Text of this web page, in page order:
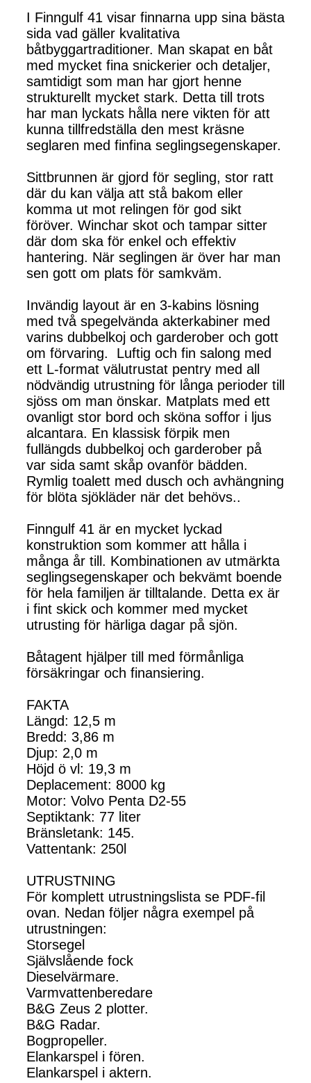
I Finngulf 41 visar finnarna upp sina bästa
sida vad gäller kvalitativa
båtbyggartraditioner. Man skapat en båt
med mycket fina snickerier och detaljer,
samtidigt som man har gjort henne
strukturellt mycket stark. Detta till trots
har man lyckats hålla nere vikten för att
kunna tillfredställa den mest kräsne
seglaren med finfina seglingsegenskaper.
Sittbrunnen är gjord för segling, stor ratt
där du kan välja att stå bakom eller
komma ut mot relingen för god sikt
föröver. Winchar skot och tampar sitter
där dom ska för enkel och effektiv
hantering. När seglingen är över har man
sen gott om plats för samkväm.
Invändig layout är en 3-kabins lösning
med två spegelvända akterkabiner med
varins dubbelkoj och garderober och gott
om förvaring. Luftig och fin salong med
ett L-format välutrustat pentry med all
nödvändig utrustning för långa perioder till
sjöss om man önskar. Matplats med ett
ovanligt stor bord och sköna soffor i ljus
alcantara. En klassisk förpik men
fullängds dubbelkoj och garderober på
var sida samt skåp ovanför bädden.
Rymlig toalett med dusch och avhängning
för blöta sjökläder när det behövs..
Finngulf 41 är en mycket lyckad
konstruktion som kommer att hålla i
många år till. Kombinationen av utmärkta
seglingsegenskaper och bekvämt boende
för hela familjen är tilltalande. Detta ex är
i fint skick och kommer med mycket
utrusting för härliga dagar på sjön.
Båtagent hjälper till med förmånliga
försäkringar och finansiering.
FAKTA
Längd: 12,5 m
Bredd: 3,86 m
Djup: 2,0 m
Höjd ö vl: 19,3 m
Deplacement: 8000 kg
Motor: Volvo Penta D2-55
Septiktank: 77 liter
Bränsletank: 145.
Vattentank: 250l
UTRUSTNING
För komplett utrustningslista se PDF-fil
ovan. Nedan följer några exempel på
utrustningen:
Storsegel
Självslående fock
Dieselvärmare.
Varmvattenberedare
B&G Zeus 2 plotter.
B&G Radar.
Bogpropeller.
Elankarspel i fören.
Elankarspel i aktern.